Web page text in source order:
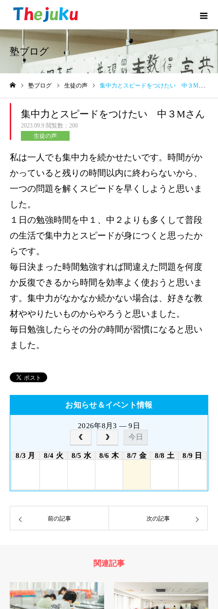
塾ブログ
塾ブログ 生徒の声 集中力とスピードをつけたい 中３Mさん
集中力とスピードをつけたい 中３Mさん
2023.09.9 閲覧数：200
生徒の声
私は一人でも集中力を続かせたいです。時間がか
かっていると残りの時間以内に終わらないから、
一つの問題を解くスピードを早くしようと思いま
した。
１日の勉強時間を中１、中２よりも多くして普段
の生活で集中力とスピードが身につくと思ったか
らです。
毎日決まった時間勉強すれば間違えた問題を何度
か反復できるから時間を効率よく使おうと思いま
す。集中力がなかなか続かない場合は、好きな教
材ややりたいものからやろうと思いました。
毎日勉強したらその分の時間が習慣になると思い
ました。
お知らせ＆イベント情報
2026年8月3 — 9日
今日
8/3 月 8/4 火 8/5 水 8/6 木 8/7 金 8/8 土 8/9 日
前の記事 次の記事
関連記事